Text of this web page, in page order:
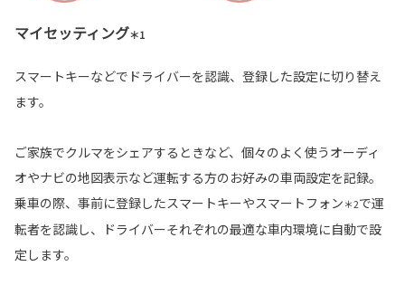
マイセッティング＊1
スマートキーなどでドライバーを認識、登録した設定に切り替え
ます。
ご家族でクルマをシェアするときなど、個々のよく使うオーディ
オやナビの地図表示など運転する方のお好みの車両設定を記録。
乗車の際、事前に登録したスマートキーやスマートフォン＊2で運
転者を認識し、ドライバーそれぞれの最適な車内環境に自動で設
定します。